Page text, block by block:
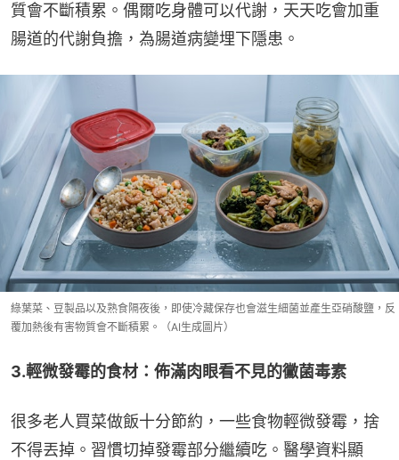
質會不斷積累。偶爾吃身體可以代謝，天天吃會加重
腸道的代謝負擔，為腸道病變埋下隱患。
綠葉菜、豆製品以及熟食隔夜後，即使冷藏保存也會滋生細菌並產生亞硝酸鹽，反
覆加熱後有害物質會不斷積累。（AI生成圖片）
3.輕微發霉的食材：佈滿肉眼看不見的黴菌毒素
很多老人買菜做飯十分節約，一些食物輕微發霉，捨
不得丟掉。習慣切掉發霉部分繼續吃。醫學資料顯